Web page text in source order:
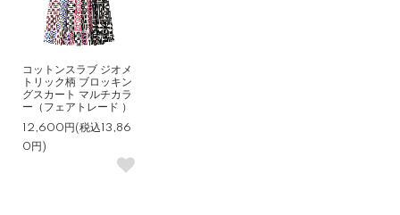
コットンスラブ ジオメ
トリック柄 ブロッキン
グスカート マルチカラ
ー（フェアトレード ）
12,600円(税込13,86
0円)